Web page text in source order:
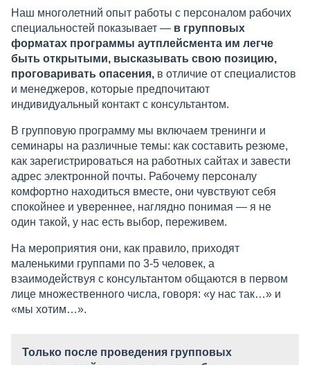
Наш многолетний опыт работы с персоналом рабочих
специальностей показывает — в групповых
форматах программы аутплейсмента им легче
быть открытыми, высказывать свою позицию,
проговаривать опасения, в отличие от специалистов
и менеджеров, которые предпочитают
индивидуальный контакт с консультантом.
В групповую программу мы включаем тренинги и
семинары на различные темы: как составить резюме,
как зарегистрироваться на работных сайтах и завести
адрес электронной почты. Рабочему персоналу
комфортно находиться вместе, они чувствуют себя
спокойнее и увереннее, наглядно понимая — я не
один такой, у нас есть выбор, переживем.
На мероприятия они, как правило, приходят
маленькими группами по 3-5 человек, а
взаимодействуя с консультантом общаются в первом
лице множественного числа, говоря: «у нас так…» и
«мы хотим…».
Только после проведения групповых